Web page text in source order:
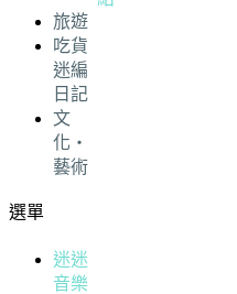
旅遊
吃貨
迷編
日記
文
化・
藝術
選單
迷迷
音樂